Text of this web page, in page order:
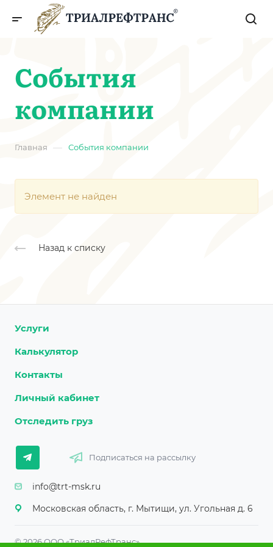
События
компании
Главная — События компании
Элемент не найден
Назад к списку
Услуги
Калькулятор
Контакты
Личный кабинет
Отследить груз
Подписаться на рассылку
info@trt-msk.ru
Московская область, г. Мытищи, ул. Угольная д. 6
© 2026 ООО «ТриалРефТранс»